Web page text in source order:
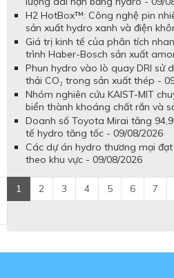
H2 HotBox™: Công nghệ pin
sản xuất hydro xanh và điện
Giá trị kinh tế của phân tích
trình Haber-Bosch sản xuất
Phun hydro vào lò quay DRI sử
thải CO₂ trong sản xuất thép -
Nhóm nghiên cứu KAIST-MIT
biển thành khoáng chất rắn và
Doanh số Toyota Mirai tăng
tế hydro tăng tốc - 09/08/2026
Các dự án hydro thương mại
theo khu vực - 09/08/2026
1 2 3 4 5 6 7